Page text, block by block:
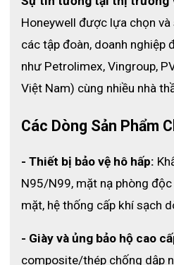
bảo luồng không khí sạch liên
Tương thích linh hoạt
Mặt nạ tương thích hoàn toàn
thính giác của Honeywell,
diện.
Honeywell được lựa chọn
các tập đoàn, doanh nghiệp
như Petrolimex, Vingroup,
Việt Nam) cùng nhiều nhà
Các Dòng Sản Phẩm
- Thiết bị bảo vệ hô hấp:
N95/N99, mặt nạ phòng
mặt, hệ thống cấp khí sạch
- Giày và ủng bảo hộ cao
composite/thép chống dập